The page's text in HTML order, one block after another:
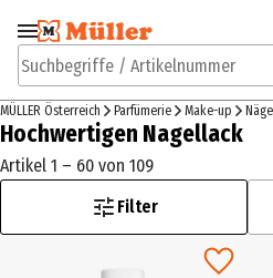
Zur Navigation
springen
Suchbegriffe / Artikelnummer
MÜLLER Österreich Parfümerie Make-up
Hochwertigen Nagellack
Artikel 1 – 60 von 109
Filter